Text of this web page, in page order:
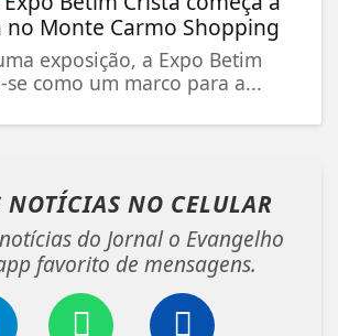
Monte Carmo Shopping
exposição, a Expo Betim
se como um marco para a...
NOTÍCIAS NO CELULAR
do Jornal o Evangelho
favorito de mensagens.